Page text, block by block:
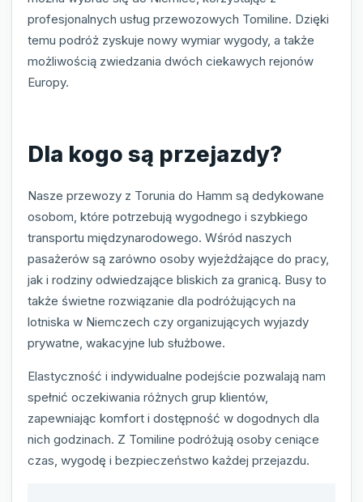
profesjonalnych usług przewozowych Tomiline. Dzięki
temu podróż zyskuje nowy wymiar wygody, a także
możliwością zwiedzania dwóch ciekawych rejonów
Europy.
Dla kogo są przejazdy?
Nasze przewozy z Torunia do Hamm są dedykowane
osobom, które potrzebują wygodnego i szybkiego
transportu międzynarodowego. Wśród naszych
pasażerów są zarówno osoby wyjeżdżające do pracy,
jak i rodziny odwiedzające bliskich za granicą. Busy to
także świetne rozwiązanie dla podróżujących na
lotniska w Niemczech czy organizujących wyjazdy
prywatne, wakacyjne lub służbowe.
Elastyczność i indywidualne podejście pozwalają nam
spełnić oczekiwania różnych grup klientów,
zapewniając komfort i dostępność w dogodnych dla
nich godzinach. Z Tomiline podróżują osoby ceniące
czas, wygodę i bezpieczeństwo każdej przejazdu.